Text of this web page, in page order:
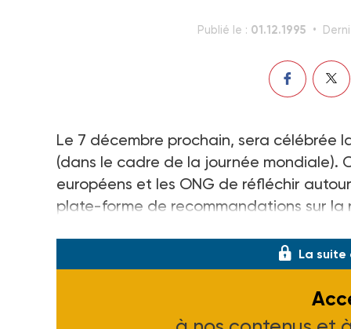
Publié le : 01.12.1995
Le 7 décembre prochain, sera célébrée
(dans le cadre de la journée mondiale).
européens et les ONG de réfléchir
plate-forme de recommandations sur
La suite